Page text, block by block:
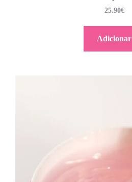
25.90€
Adicionar